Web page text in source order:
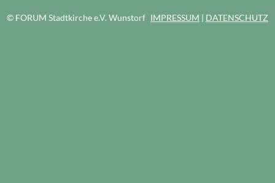
© FORUM Stadtkirche e.V. Wunstorf IMPRESSUM | DATENSCHUTZ